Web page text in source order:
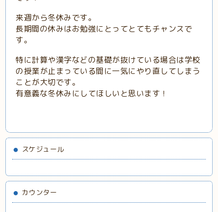
来週から冬休みです。
長期間の休みはお勉強にとってとてもチャンスで
す。
特に計算や漢字などの基礎が抜けている場合は学校
の授業が止まっている間に一気にやり直してしまう
ことが大切です。
有意義な冬休みにしてほしいと思います！
スケジュール
カウンター